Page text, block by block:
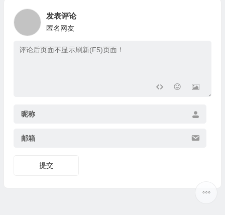
发表评论
匿名网友
昵称
邮箱
提交